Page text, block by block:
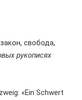
свобода,
рукописях
«Ein Schwert